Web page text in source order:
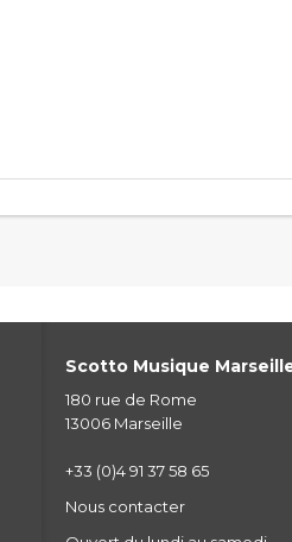
Scotto Musique
180 rue de Rome
13006 Marseille
+33 (0)4 91 37 58 65
Nous contacter